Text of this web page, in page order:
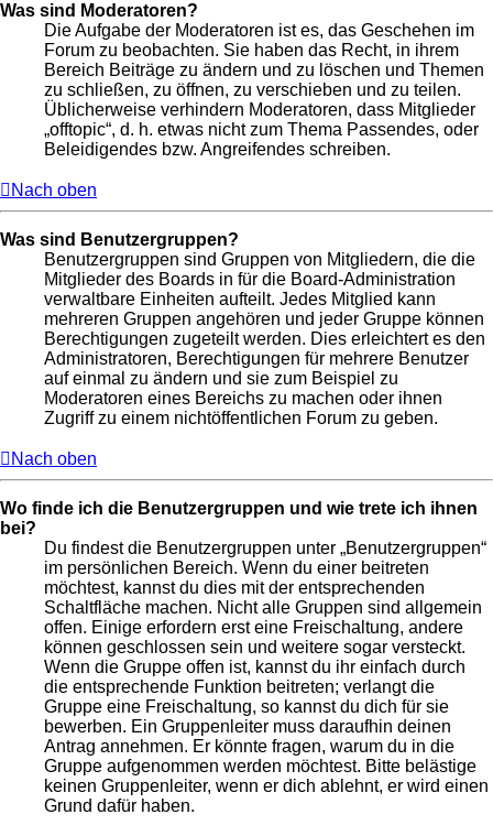
Was sind Moderatoren?
Die Aufgabe der Moderatoren ist es, das Geschehen im
Forum zu beobachten. Sie haben das Recht, in ihrem
Bereich Beiträge zu ändern und zu löschen und Themen
zu schließen, zu öffnen, zu verschieben und zu teilen.
Üblicherweise verhindern Moderatoren, dass Mitglieder
„offtopic“, d. h. etwas nicht zum Thema Passendes, oder
Beleidigendes bzw. Angreifendes schreiben.
Nach oben
Was sind Benutzergruppen?
Benutzergruppen sind Gruppen von Mitgliedern, die die
Mitglieder des Boards in für die Board-Administration
verwaltbare Einheiten aufteilt. Jedes Mitglied kann
mehreren Gruppen angehören und jeder Gruppe können
Berechtigungen zugeteilt werden. Dies erleichtert es den
Administratoren, Berechtigungen für mehrere Benutzer
auf einmal zu ändern und sie zum Beispiel zu
Moderatoren eines Bereichs zu machen oder ihnen
Zugriff zu einem nichtöffentlichen Forum zu geben.
Nach oben
Wo finde ich die Benutzergruppen und wie trete ich ihnen
bei?
Du findest die Benutzergruppen unter „Benutzergruppen“
im persönlichen Bereich. Wenn du einer beitreten
möchtest, kannst du dies mit der entsprechenden
Schaltfläche machen. Nicht alle Gruppen sind allgemein
offen. Einige erfordern erst eine Freischaltung, andere
können geschlossen sein und weitere sogar versteckt.
Wenn die Gruppe offen ist, kannst du ihr einfach durch
die entsprechende Funktion beitreten; verlangt die
Gruppe eine Freischaltung, so kannst du dich für sie
bewerben. Ein Gruppenleiter muss daraufhin deinen
Antrag annehmen. Er könnte fragen, warum du in die
Gruppe aufgenommen werden möchtest. Bitte belästige
keinen Gruppenleiter, wenn er dich ablehnt, er wird einen
Grund dafür haben.